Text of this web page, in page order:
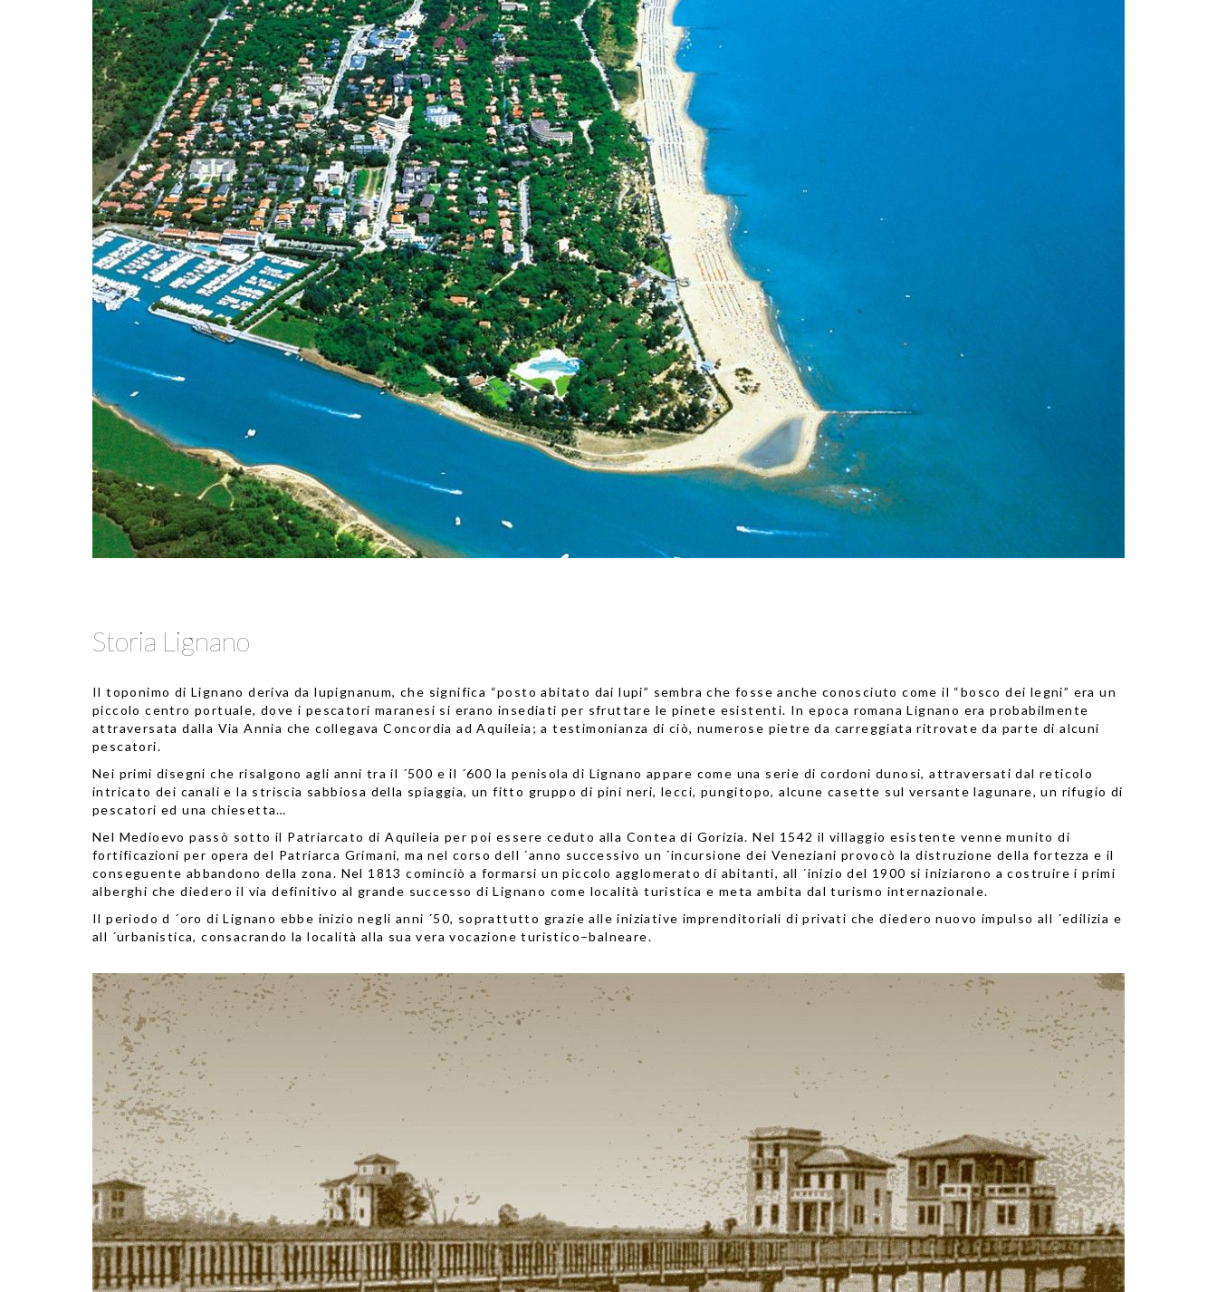
Storia Lignano
Il toponimo di Lignano deriva da lupignanum, che significa “posto abitato dai lupi” sembra che fosse anche conosciuto come il “bosco dei legni” era un
piccolo centro portuale, dove i pescatori maranesi si erano insediati per sfruttare le pinete esistenti. In epoca romana Lignano era probabilmente
attraversata dalla Via Annia che collegava Concordia ad Aquileia; a testimonianza di ciò, numerose pietre da carreggiata ritrovate da parte di alcuni
pescatori.
Nei primi disegni che risalgono agli anni tra il ´500 e il ´600 la penisola di Lignano appare come una serie di cordoni dunosi, attraversati dal reticolo
intricato dei canali e la striscia sabbiosa della spiaggia, un fitto gruppo di pini neri, lecci, pungitopo, alcune casette sul versante lagunare, un rifugio di
pescatori ed una chiesetta…
Nel Medioevo passò sotto il Patriarcato di Aquileia per poi essere ceduto alla Contea di Gorizia. Nel 1542 il villaggio esistente venne munito di
fortificazioni per opera del Patriarca Grimani, ma nel corso dell ´anno successivo un ´incursione dei Veneziani provocò la distruzione della fortezza e il
conseguente abbandono della zona. Nel 1813 cominciò a formarsi un piccolo agglomerato di abitanti, all ´inizio del 1900 si iniziarono a costruire i primi
alberghi che diedero il via definitivo al grande successo di Lignano come località turistica e meta ambita dal turismo internazionale.
Il periodo d ´oro di Lignano ebbe inizio negli anni ´50, soprattutto grazie alle iniziative imprenditoriali di privati che diedero nuovo impulso all ´edilizia e
all ´urbanistica, consacrando la località alla sua vera vocazione turistico−balneare.